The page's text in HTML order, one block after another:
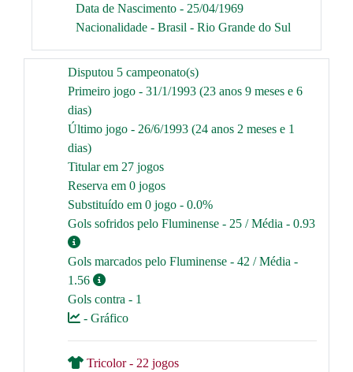
Data de Nascimento - 25/04/1969
Nacionalidade - Brasil - Rio Grande do Sul
Disputou 5 campeonato(s)
Primeiro jogo - 31/1/1993 (23 anos 9 meses e 6
dias)
Último jogo - 26/6/1993 (24 anos 2 meses e 1
dias)
Titular em 27 jogos
Reserva em 0 jogos
Substituído em 0 jogo - 0.0%
Gols sofridos pelo Fluminense - 25 / Média - 0.93
Gols marcados pelo Fluminense - 42 / Média -
1.56
Gols contra - 1
- Gráfico
Tricolor - 22 jogos